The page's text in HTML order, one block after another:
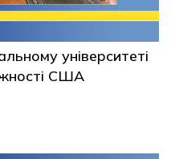
університеті
США